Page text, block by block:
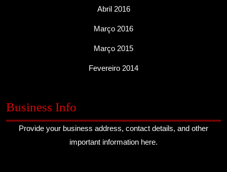
Abril 2016
Março 2016
Março 2015
Fevereiro 2014
Business Info
Provide your business address, contact details, and other
important information here.